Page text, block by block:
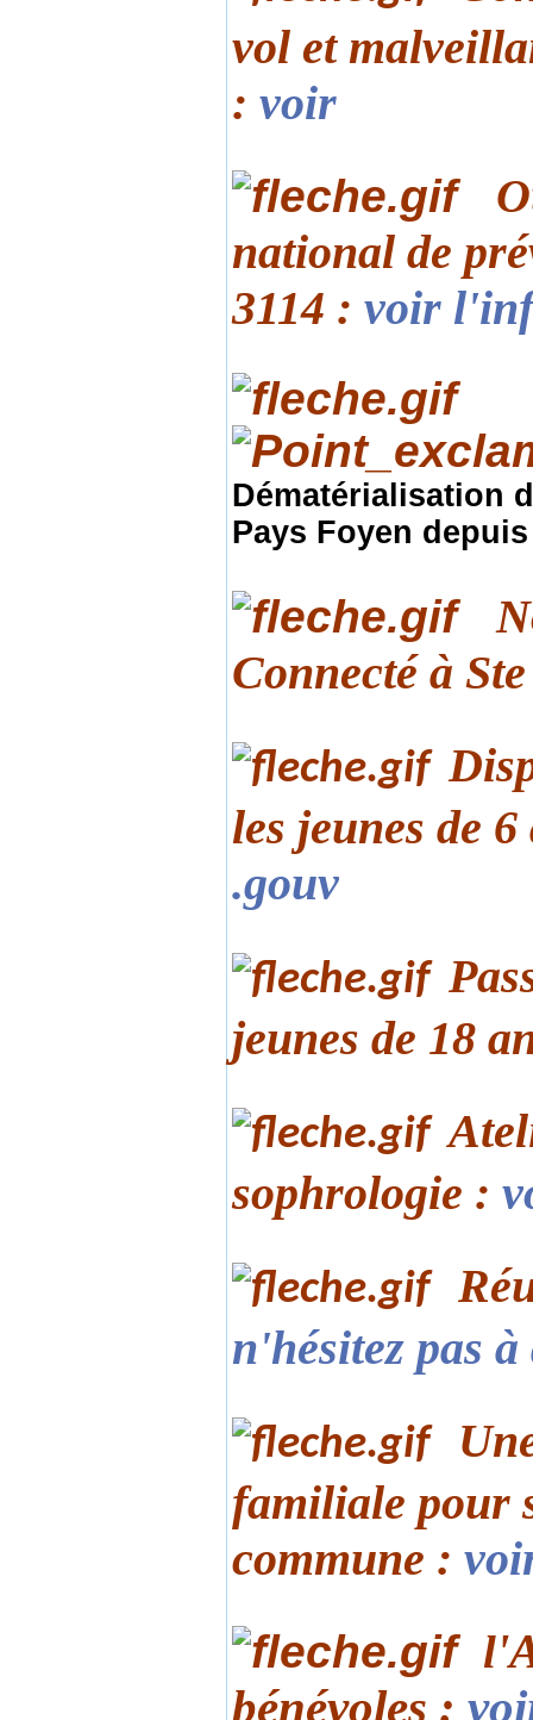
vol et
: voir
national de
3114 : voir
Dématérialisation
Pays Foyen
Connecté à
les jeunes de
.gouv
jeunes de 18
sophrologie :
n'hésitez pas
familiale pour
commune :
l
bénévoles :